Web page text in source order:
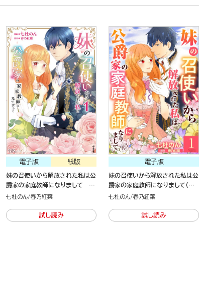
紙版
電子版
妹の召使いから解放された私は公
爵家の家庭教師になりまして コ
ミック版 （1）
七杜のん 春乃紅葉
試し読み
電子版
妹の召使いから解放された私は公
爵家の家庭教師になりまして（分
冊版）
七杜のん 春乃紅葉
試し読み